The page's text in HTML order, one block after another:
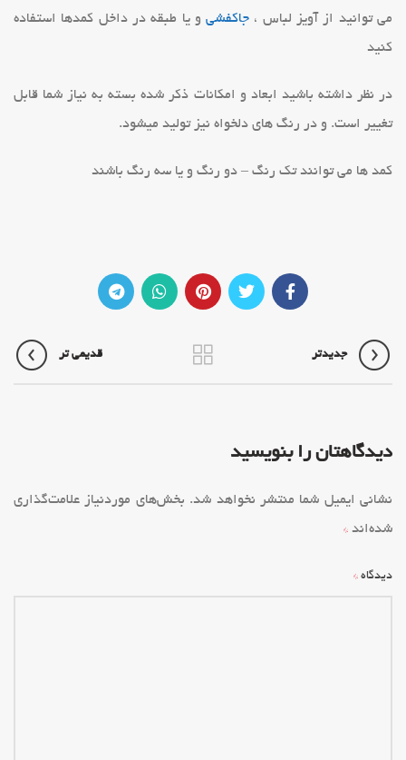
می توانید از آویز لباس ، جاکفشیو یا طبقه در داخل کمدها استفاده
کنید
در نظر داشته باشید ابعاد و امکانات ذکر شده بسته به نیاز شما قابل
تغییر است. و در رنگ های دلخواه نیز تولید میشود.
کمد ها می توانند تک رنگ – دو رنگ و یا سه رنگ باشند
جدیدتر قدیمی تر
دیدگاهتان را بنویسید
نشانی ایمیل شما منتشر نخواهد شد. بخش‌های موردنیاز علامت‌گذاری
شده‌اند *
دیدگاه *